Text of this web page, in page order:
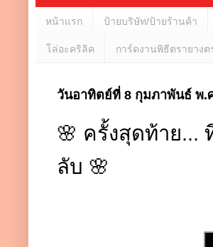
หน้าแรก ป้ายบริษัท/ป้ายร้านค้า
โล่อะคริลิค การ์ดงานพิธีตรายาง
วันอาทิตย์ที่ 8 กุมภาพันธ์ พ.
🌸 ครั้งสุดท้าย...
ลับ 🌸